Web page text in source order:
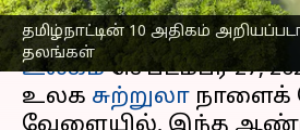
தமிழ்நாட்டின் 10 அதிகம்
தலங்கள்
செய்தி முன்னோட்டம்
உலகம்செப்டம்பர் 27,
உலக சுற்றுலா நாளைக்